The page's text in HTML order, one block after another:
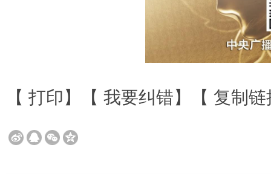
【 打印 】【 我要纠错】【 复制链